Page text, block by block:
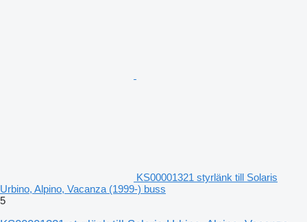
KS00001321 styrlänk till Solaris
Urbino, Alpino, Vacanza (1999-) buss
5